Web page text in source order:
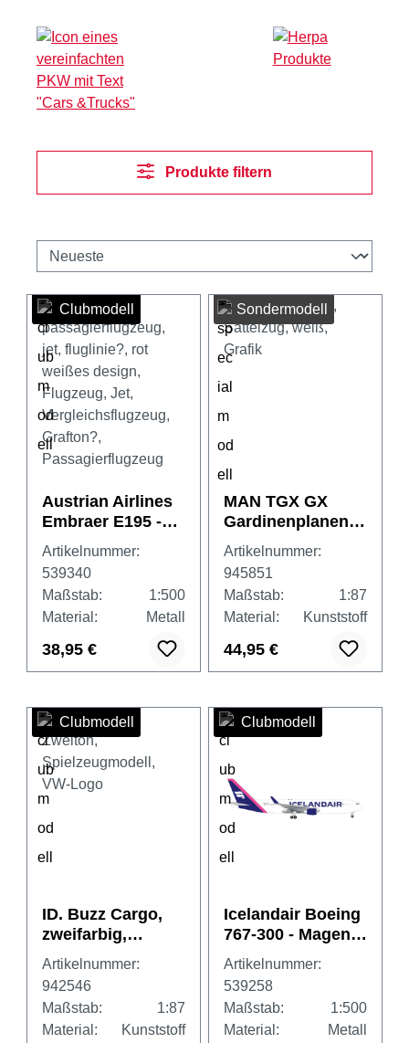
Produkte filtern
Clubmodell
Austrian Airlines
Embraer E195 -
OE-LWN
Artikelnummer:
539340
Maßstab:
1:500
Material:
Metall
38,95 €
Sondermodell
MAN TGX GX
Gardinenplanensa
ttelzug „Justen
Transporte/TGP/E
TM”
Artikelnummer:
945851
Maßstab:
1:87
Material:
Kunststoff
44,95 €
Clubmodell
ID. Buzz Cargo,
zweifarbig,
weiß/rot
Artikelnummer:
942546
Maßstab:
1:87
Material:
Kunststoff
Clubmodell
Icelandair Boeing
767-300 - Magenta
red tail stripe –
TF-ISO
Artikelnummer:
539258
Maßstab:
1:500
Material:
Metall